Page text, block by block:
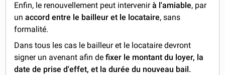
Enfin, le renouvellement peut intervenirà l'amiable, par
unaccord entre le bailleur et le locataire, sans
formalité.
Dans tous les cas le bailleur et le locataire devront
signer un avenant afin defixer le montant du loyer, la
date de prise d'effet, et la durée du nouveau bail.